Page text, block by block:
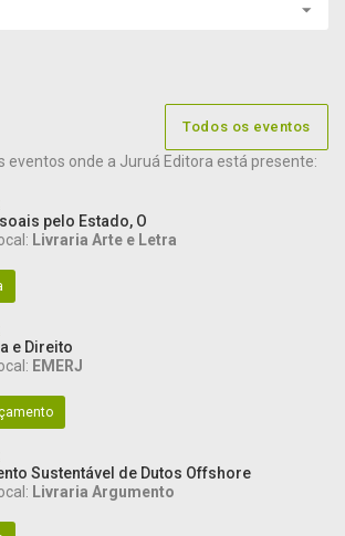
Todos os eventos
eventos onde a Juruá Editora está presente:
pelo Estado, O
Livraria Arte e Letra
e Direito
EMERJ
Sustentável de Dutos Offshore
Livraria Argumento